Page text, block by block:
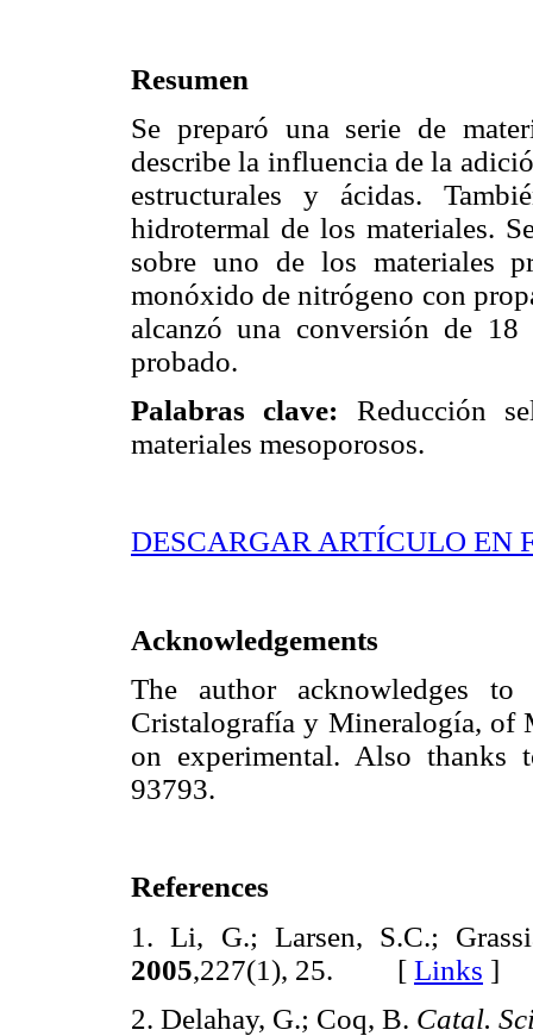
Resumen
Se preparó una serie de
describe la influencia de la
estructurales y ácidas.
hidrotermal de los materiales.
sobre uno de los materiales
monóxido de nitrógeno con
alcanzó una conversión de
probado.
Palabras clave: Reducción
materiales mesoporosos.
DESCARGAR ARTÍCULO EN
Acknowledgements
The author acknowledges to
Cristalografía y Mineralogía, of
on experimental. Also
93793.
References
1. Li, G.; Larsen, S.C.;
2005,227(1), 25. [ Links ]
2. Delahay, G.; Coq, B. Catal.